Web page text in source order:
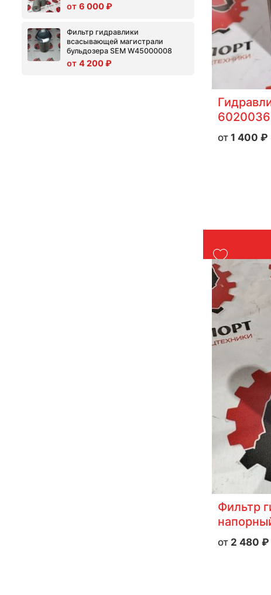
6 000₽
Фильтр гидравлики
всасывающей магистрали
бульдозера SEM W45000008
4 200₽
1 400 ₽
Фильтр
2 480 ₽